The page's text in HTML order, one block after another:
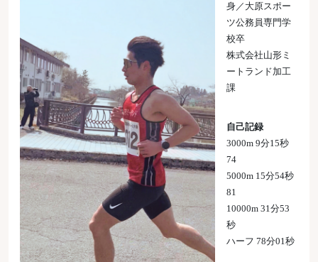
身／大原スポー
ツ公務員専門学
校卒
株式会社山形ミ
ートランド加工
課
自己記録
3000m 9分15秒
74
5000m 15分54秒
81
10000m 31分53
秒
ハーフ 78分01秒